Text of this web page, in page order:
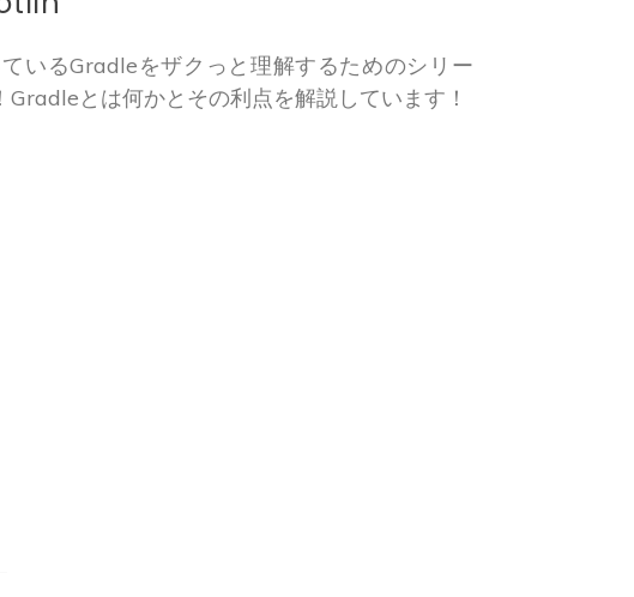
いるGradleをザクっと理解するためのシリー
Gradleとは何かとその利点を解説しています！